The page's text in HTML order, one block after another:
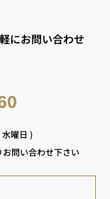
にお問い合わせ
曜日 )
問い合わせ下さい